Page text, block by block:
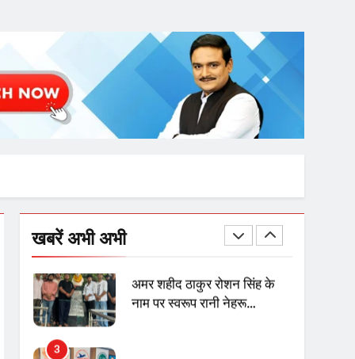
खबरें अभी अभी
चुनाव से पहले लालू परिवार पर बड़ा
झटका, दिल्ली कोर्ट ने IRCTC
घोटाले में आरोप तय किए
1
SRN अस्पताल का नाम अमर
2
नाम पर स्वरूप रानी नेहरू
की मांग को लेकर
अनिश्चितकालीन धरना शुरू
3
289 एकड़ भूमि पर विकसित होगा